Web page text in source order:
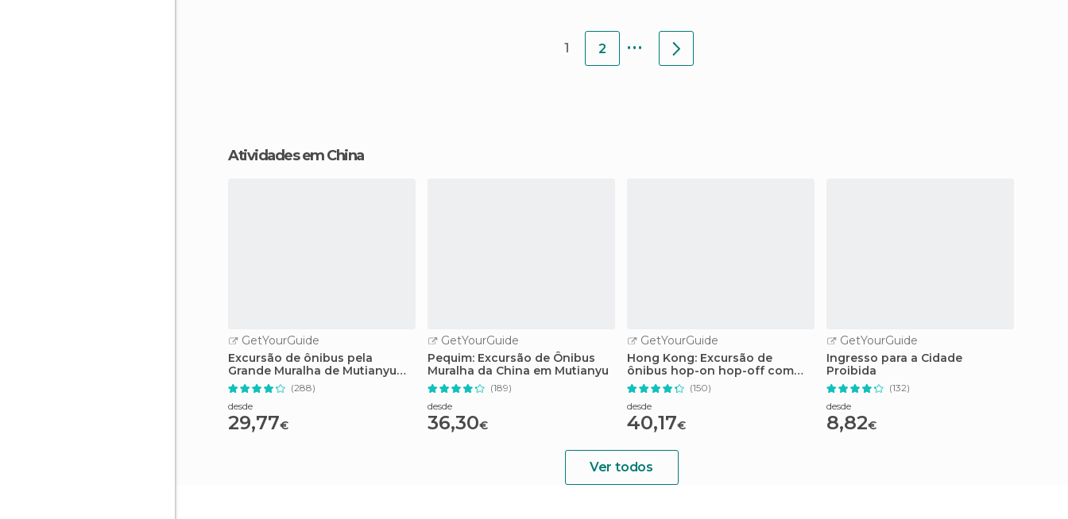
1 2 ...
Atividades em China
GetYourGuide
Excursão de ônibus pela
Grande Muralha de Mutianyu
em Pequim(288)
desde
29,77€
GetYourGuide
Pequim: Excursão de Ônibus
Muralha da China em Mutianyu
(189)
desde
36,30€
GetYourGuide
Hong Kong: Excursão de
ônibus hop-on hop-off com
bonde opcional no pico
(150)
desde
40,17€
GetYourGuide
Ingresso para a Cidade
Proibida
(132)
desde
8,82€
Ver todos